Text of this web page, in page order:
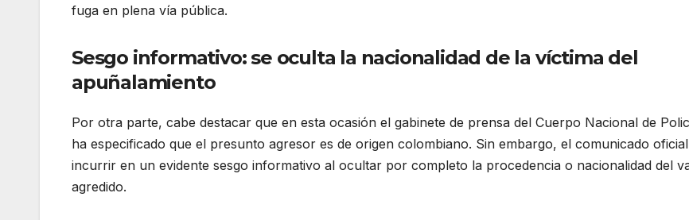
fuga en plena vía pública.
Sesgo informativo: se oculta la nacionalidad de la víctima del
apuñalamiento
Por otra parte, cabe destacar que en esta ocasión el gabinete de prensa del Cuerpo Nacional de
ha especificado que el presunto agresor es de origen colombiano. Sin embargo, el comunicado
incurrir en un evidente sesgo informativo al ocultar por completo la procedencia o nacionalidad del
agredido.